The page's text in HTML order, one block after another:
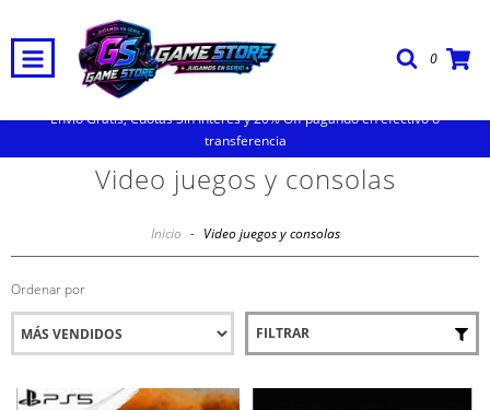
0
Envio Gratis, Cuotas Sin Interes y 20% Off pagando en efectivo o
transferencia
Video juegos y consolas
Inicio - Video juegos y consolas
Ordenar por
FILTRAR